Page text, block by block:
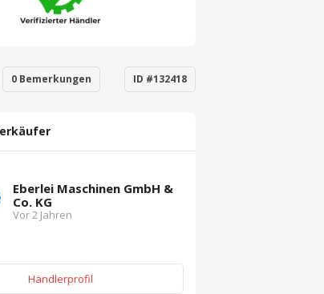
0 Bemerkungen ID #132418
Eberlei Maschinen GmbH &
Co. KG
Vor 2 Jahren
Händlerprofil